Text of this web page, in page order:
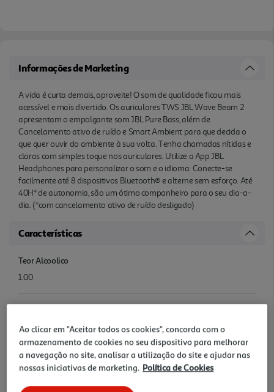
Informações de Marketing
A vida é curta demais, aproveite! O som de qualidade ficou mais
acessível e mais divertido. Os auriculares TWS JBL Wave Beam 2
apresentam o empolgante som JBL Pure Bass, além de
Cancelamento ativo de ruído e Smart Ambient para que decida o
que quer ouvir do ambiente à sua volta. Tenha chamadas nítidas e
claras com simples toque nos auriculares. Utilize a App JBL
Headphones para personalizar o som e o idioma. Conecte-se
facilmente até 8 dispositivos Bluetooth® e alterne sem esforço. Até
40H* de autonomia, são um ótimo companheiro para o seu dia-a-
dia. (*com cancelamento ativo de ruído desligado)
Características
Teor Alcoolico
1.00
auriculares JBL WAVE BUDS 2
Conectividade
Bluetooth
Ao clicar em "Aceitar todos os cookies", concorda com o
armazenamento de cookies no seu dispositivo para melhorar
a navegação no site, analisar a utilização do site e ajudar nas
nossas iniciativas de marketing. Política de Cookies